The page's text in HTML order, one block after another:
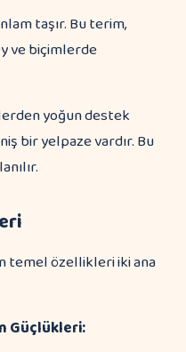
taşır. Bu terim,
ve biçimlerde
yoğun destek
bir yelpaze vardır. Bu
temel özellikleri iki ana
Güçlükleri: